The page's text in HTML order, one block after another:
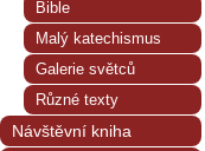
Bible
Malý katechismus
Galerie světců
Různé texty
Návštěvní kniha